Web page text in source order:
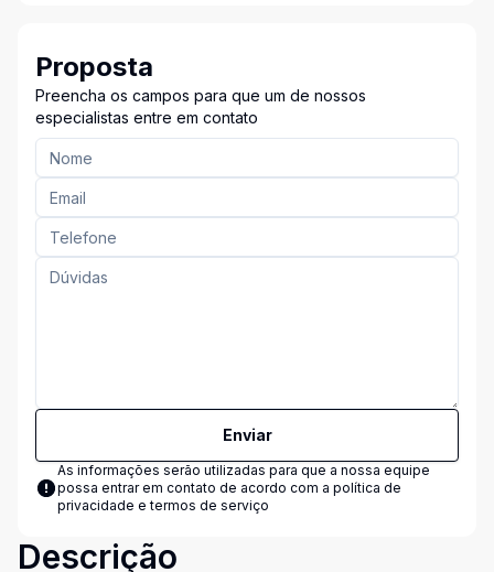
Proposta
Preencha os campos para que um de nossos
especialistas entre em contato
Enviar
As informações serão utilizadas para que a nossa equipe
possa entrar em contato de acordo com a política de
privacidade e termos de serviço
Descrição